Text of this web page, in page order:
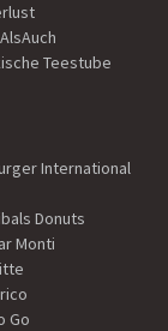
Teestube
International
Donuts
Monti
Go